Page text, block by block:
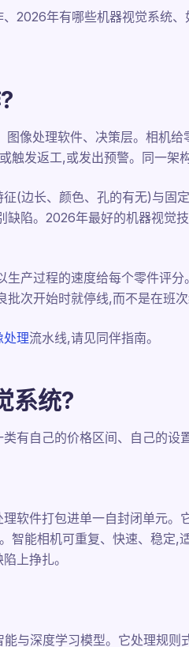
2026年有哪些机器视觉系统
像处理软件、决策层。相机
触发返工,或发出预警。同一架
(边长、颜色、孔的有无)与固
陷。2026年最好的机器视觉
产过程的速度给每个零件评
次开始时就停线,而不是在班次
处理流水线,请见同伴指南。
系统?
有自己的价格区间、自己的设
软件打包进单一自封闭单元
智能相机可重复、快速、稳定,
上挣扎。
与深度学习模型。它处理规